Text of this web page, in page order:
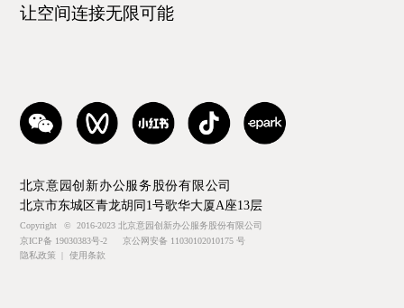
让空间连接无限可能
北京意园创新办公服务股份有限公司
北京市东城区青龙胡同1号歌华大厦A座13层
Copyright ©
2016-2023 北京意园创新办公服务股份有限公司
京ICP备 19030383号-2
京公网安备 11030102010175 号
隐私政策
| 使用条款